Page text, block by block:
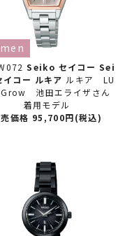
Seiko セイコー Sei
コー ルキア ルキア LU
Grow 池田エライザさん
着用モデル
売価格 95,700円(税込)